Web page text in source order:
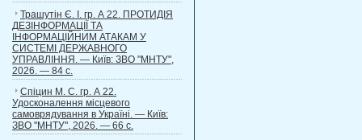
Трашутін Є. І. гр. А 22. ПРОТИДІЯ
ДЕЗІНФОРМАЦІЇ ТА
ІНФОРМАЦІЙНИМ АТАКАМ У
СИСТЕМІ ДЕРЖАВНОГО
УПРАВЛІННЯ. — Київ: ЗВО "МНТУ",
2026. — 84 с.
Спіцин М. С. гр. А 22.
Удосконалення місцевого
самоврядування в Україні. — Київ:
ЗВО "МНТУ", 2026. — 66 с.